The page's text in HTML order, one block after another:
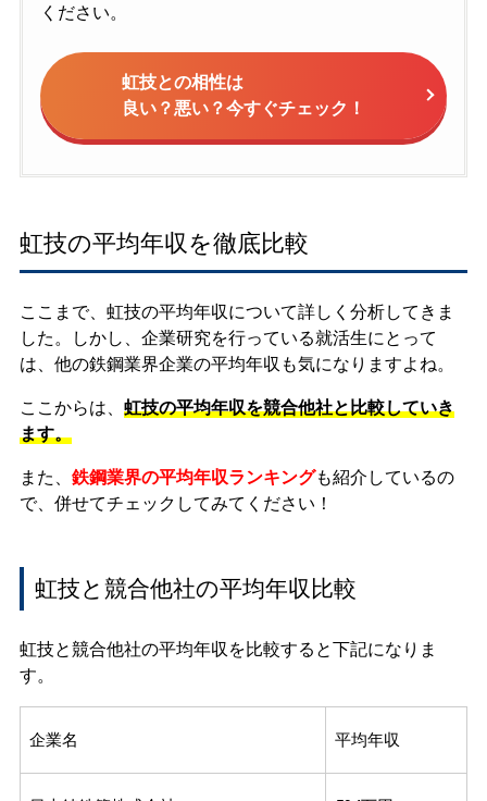
ください。
虹技との相性は
良い？悪い？今すぐチェック！
虹技の平均年収を徹底比較
ここまで、虹技の平均年収について詳しく分析してきま
した。しかし、企業研究を行っている就活生にとって
は、他の鉄鋼業界企業の平均年収も気になりますよね。
ここからは、 虹技の平均年収を競合他社と比較していき
ます。
また、 鉄鋼業界の平均年収ランキングも紹介しているの
で、併せてチェックしてみてください！
虹技と競合他社の平均年収比較
虹技と競合他社の平均年収を比較すると下記になりま
す。
企業名 平均年収